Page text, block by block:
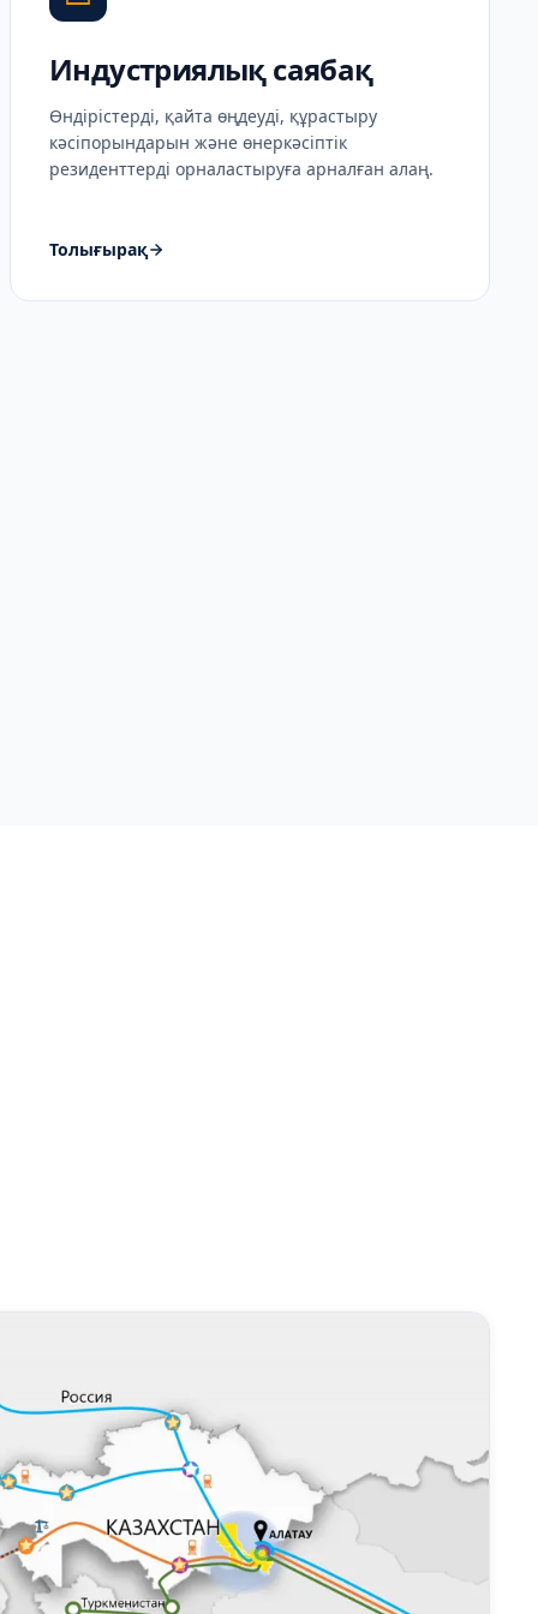
Индустриялық саябақ
Өндірістерді, қайта өңдеуді, құрастыру
кәсіпорындарын және өнеркәсіптік
резиденттерді орналастыруға арналған алаң.
Толығырақ